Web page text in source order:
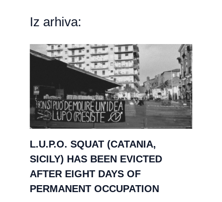
Iz arhiva:
L.U.P.O. SQUAT (CATANIA,
SICILY) HAS BEEN EVICTED
AFTER EIGHT DAYS OF
PERMANENT OCCUPATION